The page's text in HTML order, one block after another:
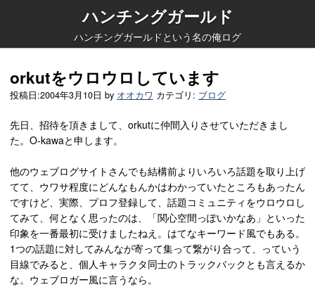
ハンチングガールド
ハンチングガールドという名の俺ログ
orkutをウロウロしています
投稿日:2004年3月10日 by オオカワ カテゴリ: ブログ
先日、招待を頂きまして、orkutに仲間入りさせていただきまし
た。O-kawaと申します。
他のウェブログサイトさんでも結構前よりいろいろ話題を取り上げ
てて、ウワサ程度にどんなもんかはわかっていたところもあったん
ですけど、実際、プロフ登録して、話題コミュニティをウロウロし
てみて、何となく思ったのは、「関心空間っぽいかなあ」といった
印象を一番最初に受けましたねえ。はてなキーワード風でもある。
1つの話題に対してみんなが寄って集って繋がり合って、っていう
目線でみると、個人キャラクタ同士のトラックバックとも言えるか
な。ウェブロガー風に言うなら。